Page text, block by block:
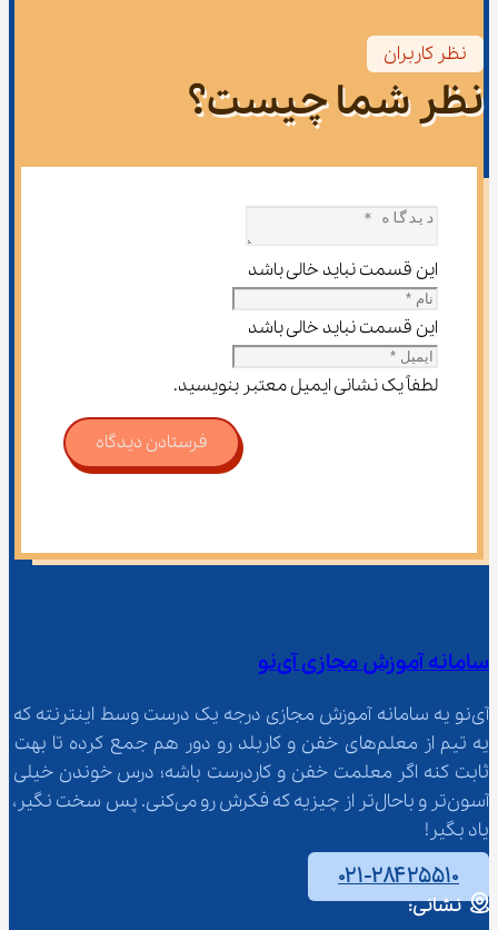
نظر کاربران
نظر شما چیست؟
این قسمت نباید خالی باشد
این قسمت نباید خالی باشد
لطفاً یک نشانی ایمیل معتبر بنویسید.
فرستادن دیدگاه
سامانه آموزش مجازی آی‌نو
آی‌نو یه سامانه آموزش مجازی درجه یک درست وسط اینترنته که
یه تیم از معلم‌‌های خفن و کاربلد رو دور هم جمع کرده تا بهت
ثابت کنه اگر معلمت خفن و کاردرست باشه؛ درس خوندن خیلی
آسون‌تر و باحال‌تر از چیزیه که فکرش رو می‌کنی. پس سخت نگیر،
یاد بگیر!
۰۲۱-۲۸۴۲۵۵۱۰
نشانی: